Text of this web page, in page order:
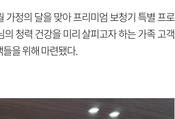
정의 달을 맞아 프리미엄 보청기 특별 프로
청력 건강을 미리 살피고자 하는 가족 고객
을 위해 마련됐다.